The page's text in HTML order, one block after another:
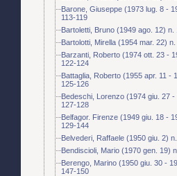
Barone, Giuseppe (1973 lug. 8 -
113-119
Bartoletti, Bruno (1949 ago. 12) n.
Bartolotti, Mirella (1954 mar. 22) n.
Barzanti, Roberto (1974 ott. 23 -
122-124
Battaglia, Roberto (1955 apr. 11 -
125-126
Bedeschi, Lorenzo (1974 giu. 27 -
127-128
Belfagor. Firenze (1949 giu. 18 -
129-144
Belvederi, Raffaele (1950 giu. 2)
Bendiscioli, Mario (1970 gen. 19)
Berengo, Marino (1950 giu. 30 -
147-150